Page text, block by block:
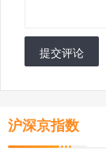
提交评论
沪深京指数